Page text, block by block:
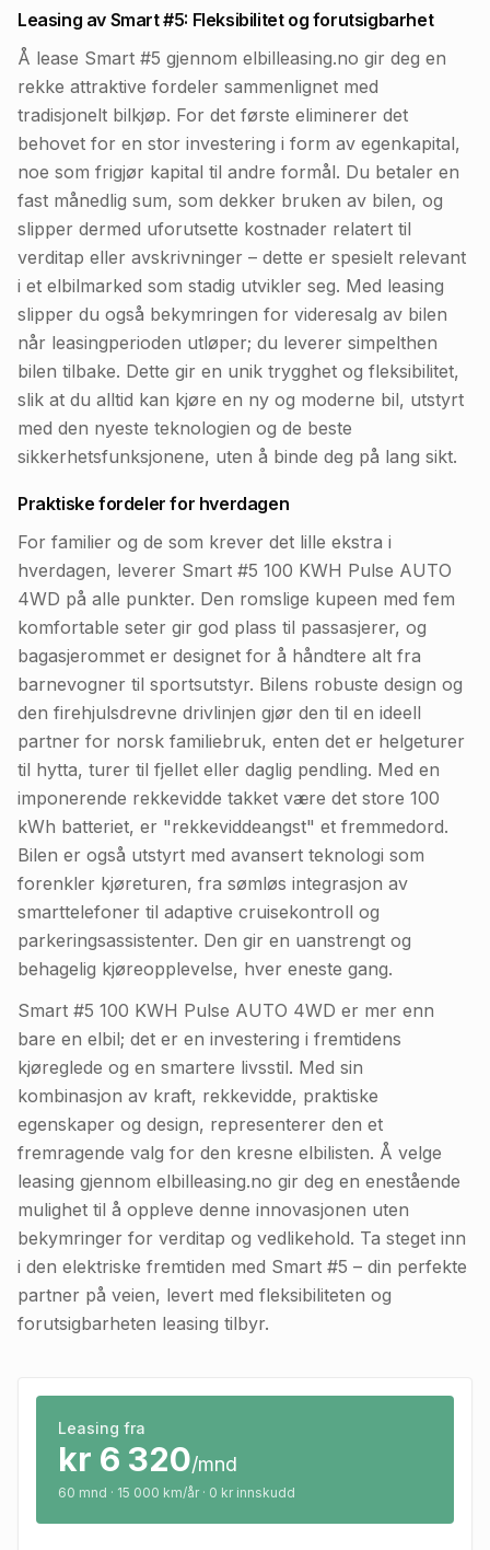
Leasing av Smart #5: Fleksibilitet og forutsigbarhet
Å lease Smart #5 gjennom elbilleasing.no gir deg en
rekke attraktive fordeler sammenlignet med
tradisjonelt bilkjøp. For det første eliminerer det
behovet for en stor investering i form av egenkapital,
noe som frigjør kapital til andre formål. Du betaler en
fast månedlig sum, som dekker bruken av bilen, og
slipper dermed uforutsette kostnader relatert til
verditap eller avskrivninger – dette er spesielt relevant
i et elbilmarked som stadig utvikler seg. Med leasing
slipper du også bekymringen for videresalg av bilen
når leasingperioden utløper; du leverer simpelthen
bilen tilbake. Dette gir en unik trygghet og fleksibilitet,
slik at du alltid kan kjøre en ny og moderne bil, utstyrt
med den nyeste teknologien og de beste
sikkerhetsfunksjonene, uten å binde deg på lang sikt.
Praktiske fordeler for hverdagen
For familier og de som krever det lille ekstra i
hverdagen, leverer Smart #5 100 KWH Pulse AUTO
4WD på alle punkter. Den romslige kupeen med fem
komfortable seter gir god plass til passasjerer, og
bagasjerommet er designet for å håndtere alt fra
barnevogner til sportsutstyr. Bilens robuste design og
den firehjulsdrevne drivlinjen gjør den til en ideell
partner for norsk familiebruk, enten det er helgeturer
til hytta, turer til fjellet eller daglig pendling. Med en
imponerende rekkevidde takket være det store 100
kWh batteriet, er "rekkeviddeangst" et fremmedord.
Bilen er også utstyrt med avansert teknologi som
forenkler kjøreturen, fra sømløs integrasjon av
smarttelefoner til adaptive cruisekontroll og
parkeringsassistenter. Den gir en uanstrengt og
behagelig kjøreopplevelse, hver eneste gang.
Smart #5 100 KWH Pulse AUTO 4WD er mer enn
bare en elbil; det er en investering i fremtidens
kjøreglede og en smartere livsstil. Med sin
kombinasjon av kraft, rekkevidde, praktiske
egenskaper og design, representerer den et
fremragende valg for den kresne elbilisten. Å velge
leasing gjennom elbilleasing.no gir deg en enestående
mulighet til å oppleve denne innovasjonen uten
bekymringer for verditap og vedlikehold. Ta steget inn
i den elektriske fremtiden med Smart #5 – din perfekte
partner på veien, levert med fleksibiliteten og
forutsigbarheten leasing tilbyr.
Leasing fra
kr 6 320/mnd
60 mnd · 15 000 km/år · 0 kr innskudd